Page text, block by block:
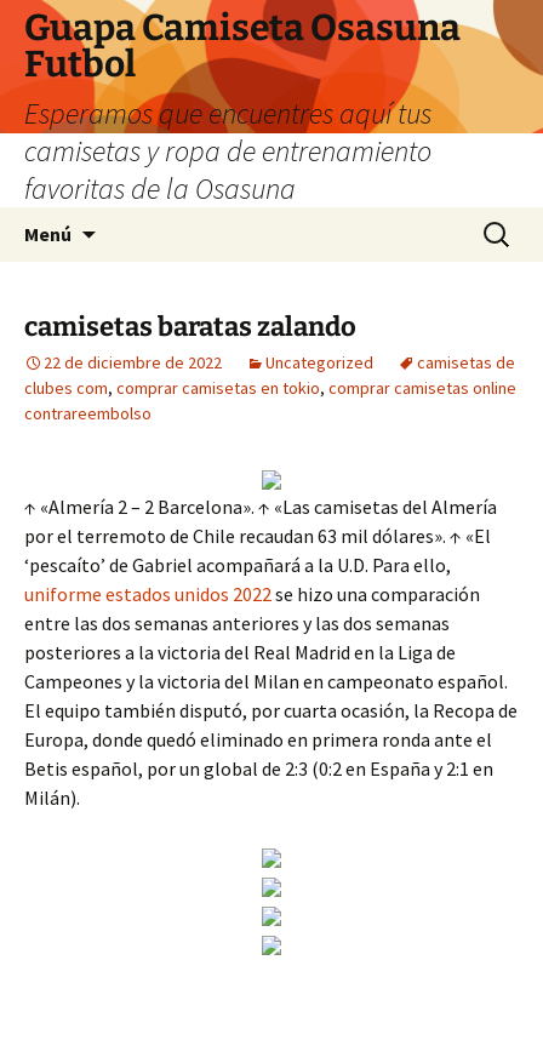
Guapa Camiseta Osasuna
Futbol
Esperamos que encuentres aquí tus
camisetas y ropa de entrenamiento
favoritas de la Osasuna
Menú Buscar:
camisetas baratas zalando
22 de diciembre de 2022 Uncategorized
camisetas de
clubes com, comprar camisetas en tokio, comprar camisetas online
contrareembolso
↑ «Almería 2 – 2 Barcelona». ↑ «Las camisetas del Almería
por el terremoto de Chile recaudan 63 mil dólares». ↑ «El
‘pescaíto’ de Gabriel acompañará a la U.D. Para ello,
uniforme estados unidos 2022se hizo una comparación
entre las dos semanas anteriores y las dos semanas
posteriores a la victoria del Real Madrid en la Liga de
Campeones y la victoria del Milan en campeonato español.
El equipo también disputó, por cuarta ocasión, la Recopa de
Europa, donde quedó eliminado en primera ronda ante el
Betis español, por un global de 2:3 (0:2 en España y 2:1 en
Milán).